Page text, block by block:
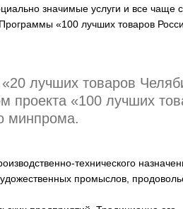
значимые услуги и все чаще
«100 лучших товаров
лучших товаров
проекта «100 лучших
минпрома.
технического
промыслов,